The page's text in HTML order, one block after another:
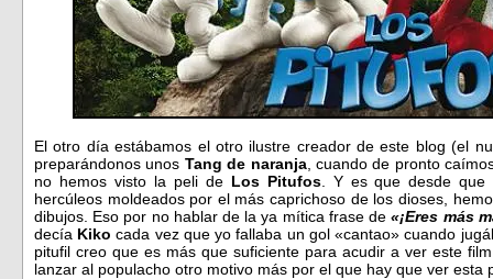
El otro día estábamos el otro ilustre creador de este blog (el
preparándonos unos Tang de naranja, cuando de pronto
no hemos visto la peli de Los Pitufos. Y es que desde que
hercúleos moldeados por el más caprichoso de los dioses,
dibujos. Eso por no hablar de la ya mítica frase de «¡Eres más
decía Kikocada vez que yo fallaba un gol «cantao» cuando
pitufil creo que es más que suficiente para acudir a ver este
lanzar al populacho otro motivo más por el que hay que ver esta